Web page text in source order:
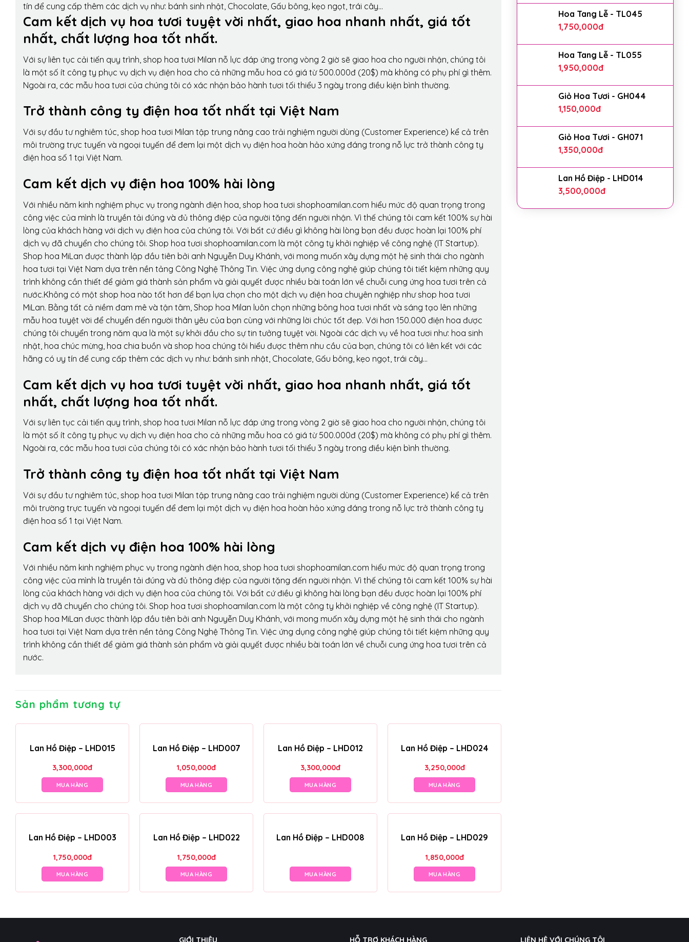
Hoa Tang Lễ - TL045
1,750,000đ
Hoa Tang Lễ - TL055
1,950,000đ
Giỏ Hoa Tươi - GH044
1,150,000đ
Giỏ Hoa Tươi - GH071
1,350,000đ
Lan Hồ Điệp - LHD014
3,500,000đ
tín để cung cấp thêm các dịch vụ như: bánh sinh nhật, Chocolate, Gấu bông, kẹo ngọt, trái cây…
Cam kết dịch vụ hoa tươi tuyệt vời nhất, giao hoa nhanh nhất, giá tốt
nhất, chất lượng hoa tốt nhất.
Với sự liên tục cải tiến quy trình, shop hoa tươi Milan nỗ lực đáp ứng trong vòng 2 giờ sẽ giao hoa cho người nhận, chúng tôi
là một số ít công ty phục vụ dịch vụ điện hoa cho cả những mẫu hoa có giá từ 500.000đ (20$) mà không có phụ phí gì thêm.
Ngoài ra, các mẫu hoa tươi của chúng tôi có xác nhận bảo hành tươi tối thiểu 3 ngày trong điều kiện bình thường.
Trở thành công ty điện hoa tốt nhất tại Việt Nam
Với sự đầu tư nghiêm túc, shop hoa tươi Milan tập trung nâng cao trải nghiệm người dùng (Customer Experience) kể cả trên
môi trường trực tuyến và ngoại tuyến để đem lại một dịch vụ điện hoa hoàn hảo xứng đáng trong nỗ lực trở thành công ty
điện hoa số 1 tại Việt Nam.
Cam kết dịch vụ điện hoa 100% hài lòng
Với nhiều năm kinh nghiệm phục vụ trong ngành điện hoa, shop hoa tươi shophoamilan.com hiểu mức độ quan trọng trong
công việc của mình là truyền tải đúng và đủ thông điệp của người tặng đến người nhận. Vì thế chúng tôi cam kết 100% sự hài
lòng của khách hàng với dịch vụ điện hoa của chúng tôi. Với bất cứ điều gì không hài lòng bạn đều được hoàn lại 100% phí
dịch vụ đã chuyển cho chúng tôi. Shop hoa tươi shophoamilan.com là một công ty khởi nghiệp về công nghệ (IT Startup).
Shop hoa MiLan được thành lập đầu tiên bởi anh Nguyễn Duy Khánh, với mong muốn xây dựng một hệ sinh thái cho ngành
hoa tươi tại Việt Nam dựa trên nền tảng Công Nghệ Thông Tin. Việc ứng dụng công nghệ giúp chúng tôi tiết kiệm những quy
trình không cần thiết để giảm giá thành sản phẩm và giải quyết được nhiều bài toán lớn về chuỗi cung ứng hoa tươi trên cả
nước.Không có một shop hoa nào tốt hơn để bạn lựa chọn cho một dịch vụ điện hoa chuyên nghiệp như shop hoa tươi
MiLan. Bằng tất cả niềm đam mê và tận tâm, Shop hoa Milan luôn chọn những bông hoa tươi nhất và sáng tạo lên những
mẫu hoa tuyệt vời để chuyển đến người thân yêu của bạn cùng với những lời chúc tốt đẹp. Với hơn 150.000 điện hoa được
chúng tôi chuyển trong năm qua là một sự khởi đầu cho sự tin tưởng tuyệt vời. Ngoài các dịch vụ về hoa tươi như: hoa sinh
nhật, hoa chúc mừng, hoa chia buồn và shop hoa chúng tôi hiểu được thêm nhu cầu của bạn, chúng tôi có liên kết với các
hãng có uy tín để cung cấp thêm các dịch vụ như: bánh sinh nhật, Chocolate, Gấu bông, kẹo ngọt, trái cây…
Cam kết dịch vụ hoa tươi tuyệt vời nhất, giao hoa nhanh nhất, giá tốt
nhất, chất lượng hoa tốt nhất.
Với sự liên tục cải tiến quy trình, shop hoa tươi Milan nỗ lực đáp ứng trong vòng 2 giờ sẽ giao hoa cho người nhận, chúng tôi
là một số ít công ty phục vụ dịch vụ điện hoa cho cả những mẫu hoa có giá từ 500.000đ (20$) mà không có phụ phí gì thêm.
Ngoài ra, các mẫu hoa tươi của chúng tôi có xác nhận bảo hành tươi tối thiểu 3 ngày trong điều kiện bình thường.
Trở thành công ty điện hoa tốt nhất tại Việt Nam
Với sự đầu tư nghiêm túc, shop hoa tươi Milan tập trung nâng cao trải nghiệm người dùng (Customer Experience) kể cả trên
môi trường trực tuyến và ngoại tuyến để đem lại một dịch vụ điện hoa hoàn hảo xứng đáng trong nỗ lực trở thành công ty
điện hoa số 1 tại Việt Nam.
Cam kết dịch vụ điện hoa 100% hài lòng
Với nhiều năm kinh nghiệm phục vụ trong ngành điện hoa, shop hoa tươi shophoamilan.com hiểu mức độ quan trọng trong
công việc của mình là truyền tải đúng và đủ thông điệp của người tặng đến người nhận. Vì thế chúng tôi cam kết 100% sự hài
lòng của khách hàng với dịch vụ điện hoa của chúng tôi. Với bất cứ điều gì không hài lòng bạn đều được hoàn lại 100% phí
dịch vụ đã chuyển cho chúng tôi. Shop hoa tươi shophoamilan.com là một công ty khởi nghiệp về công nghệ (IT Startup).
Shop hoa MiLan được thành lập đầu tiên bởi anh Nguyễn Duy Khánh, với mong muốn xây dựng một hệ sinh thái cho ngành
hoa tươi tại Việt Nam dựa trên nền tảng Công Nghệ Thông Tin. Việc ứng dụng công nghệ giúp chúng tôi tiết kiệm những quy
trình không cần thiết để giảm giá thành sản phẩm và giải quyết được nhiều bài toán lớn về chuỗi cung ứng hoa tươi trên cả
nước.
Sản phẩm tương tự
Lan Hồ Điệp – LHD015
3,300,000đ
MUA HÀNG
Lan Hồ Điệp – LHD007
1,050,000đ
MUA HÀNG
Lan Hồ Điệp – LHD012
3,300,000đ
MUA HÀNG
Lan Hồ Điệp – LHD024
3,250,000đ
MUA HÀNG
Lan Hồ Điệp – LHD003
1,750,000đ
MUA HÀNG
Lan Hồ Điệp – LHD022
1,750,000đ
MUA HÀNG
Lan Hồ Điệp – LHD008
MUA HÀNG
Lan Hồ Điệp – LHD029
1,850,000đ
MUA HÀNG
GIỚI THIỆU HỖ TRỢ KHÁCH HÀNG LIÊN HỆ VỚI CHÚNG TÔI